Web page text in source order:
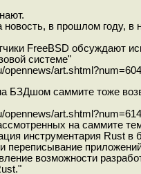
в прошлом году, в
FreeBSD обсуждают
системе"
opennews/
БЗДшом саммите тоже
opennews/
на саммите
инструментария Rust в
и переписывание
возможности